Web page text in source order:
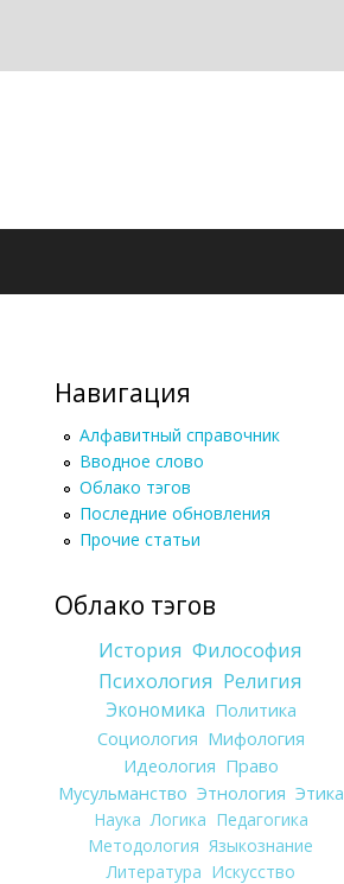
Навигация
Алфавитный справочник
Вводное слово
Облако тэгов
Последние обновления
Прочие статьи
Облако тэгов
История Философия
Психология Религия
Экономика Политика
Социология Мифология
Идеология Право
Мусульманство Этнология Этика
Наука Логика Педагогика
Методология Языкознание
Литература Искусство